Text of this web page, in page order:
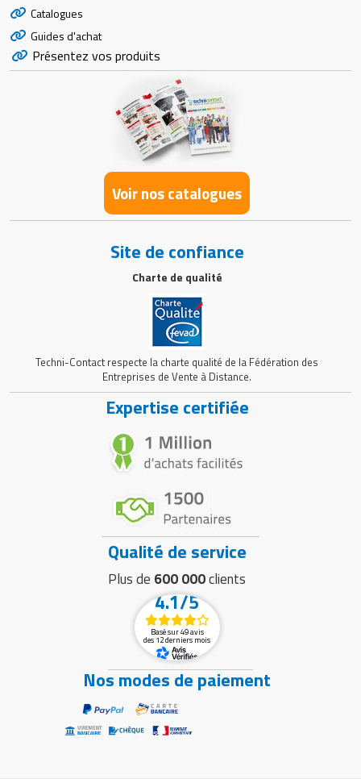
Catalogues
Guides d'achat
Présentez vos produits
Voir nos catalogues
Site de confiance
Charte de qualité
Techni-Contact respecte la charte qualité de la Fédération des
Entreprises de Vente à Distance.
Expertise certifiée
Qualité de service
Plus de 600 000clients
4.1/5
Basé sur 49 avis
des 12 derniers mois
Nos modes de paiement